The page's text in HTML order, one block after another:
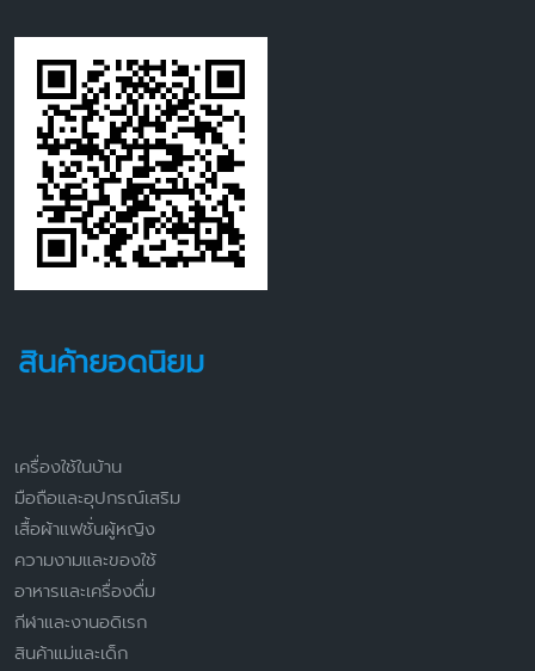
สินค้ายอดนิยม
เครื่องใช้ในบ้าน
มือถือและอุปกรณ์เสริม
เสื้อผ้าแฟชั่นผู้หญิง
ความงามและของใช้
อาหารและเครื่องดื่ม
กีฬาและงานอดิเรก
สินค้าแม่และเด็ก